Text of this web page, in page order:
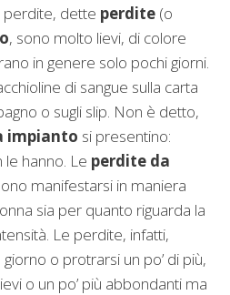
perdite, dette perdite (o
, sono molto lievi, di colore
in genere solo pochi giorni.
di sangue sulla carta
o sugli slip. Non è detto,
impianto si presentino:
hanno. Le perdite da
manifestarsi in maniera
sia per quanto riguarda la
Le perdite, infatti,
o protrarsi un po’ di più,
o un po’ più abbondanti ma